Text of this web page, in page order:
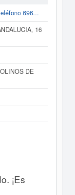
696...
16
DE
¡Es